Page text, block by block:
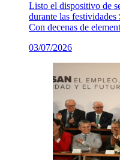
Listo el dispositivo de
durante las
Con decenas de
03/07/2026